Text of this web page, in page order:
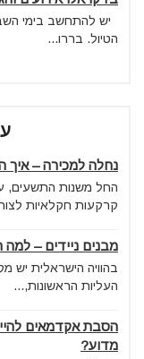
יש להתחשב בימי
הטיול. בררו...
נחלה למכירה – איך
החל משנות התשעים,
קרקעות חקלאיות
מבנים ניידים –
בהוויה הישראלית יש
העליות הראשונות,...
הסבת אקדמאים
מדוע?